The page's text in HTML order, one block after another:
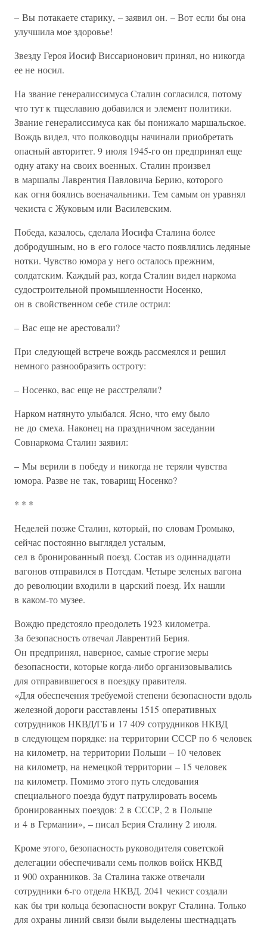
– Вы потакаете старику, – заявил он. – Вот если бы она
улучшила мое здоровье!
Звезду Героя Иосиф Виссарионович принял, но никогда
ее не носил.
На звание генералиссимуса Сталин согласился, потому
что тут к тщеславию добавился и элемент политики.
Звание генералиссимуса как бы понижало маршальское.
Вождь видел, что полководцы начинали приобретать
опасный авторитет. 9 июля 1945-го он предпринял еще
одну атаку на своих военных. Сталин произвел
в маршалы Лаврентия Павловича Берию, которого
как огня боялись военачальники. Тем самым он уравнял
чекиста с Жуковым или Василевским.
Победа, казалось, сделала Иосифа Сталина более
добродушным, но в его голосе часто появлялись ледяные
нотки. Чувство юмора у него осталось прежним,
солдатским. Каждый раз, когда Сталин видел наркома
судостроительной промышленности Носенко,
он в свойственном себе стиле острил:
– Вас еще не арестовали?
При следующей встрече вождь рассмеялся и решил
немного разнообразить остроту:
– Носенко, вас еще не расстреляли?
Нарком натянуто улыбался. Ясно, что ему было
не до смеха. Наконец на праздничном заседании
Совнаркома Сталин заявил:
– Мы верили в победу и никогда не теряли чувства
юмора. Разве не так, товарищ Носенко?
* * *
Неделей позже Сталин, который, по словам Громыко,
сейчас постоянно выглядел усталым,
сел в бронированный поезд. Состав из одиннадцати
вагонов отправился в Потсдам. Четыре зеленых вагона
до революции входили в царский поезд. Их нашли
в каком-то музее.
Вождю предстояло преодолеть 1923 километра.
За безопасность отвечал Лаврентий Берия.
Он предпринял, наверное, самые строгие меры
безопасности, которые когда-либо организовывались
для отправившегося в поездку правителя.
«Для обеспечения требуемой степени безопасности вдоль
железной дороги расставлены 1515 оперативных
сотрудников НКВД/ГБ и 17 409 сотрудников НКВД
в следующем порядке: на территории СССР по 6 человек
на километр, на территории Польши – 10 человек
на километр, на немецкой территории – 15 человек
на километр. Помимо этого путь следования
специального поезда будут патрулировать восемь
бронированных поездов: 2 в СССР, 2 в Польше
и 4 в Германии», – писал Берия Сталину 2 июля.
Кроме этого, безопасность руководителя советской
делегации обеспечивали семь полков войск НКВД
и 900 охранников. За Сталина также отвечали
сотрудники 6-го отдела НКВД. 2041 чекист создали
как бы три кольца безопасности вокруг Сталина. Только
для охраны линий связи были выделены шестнадцать